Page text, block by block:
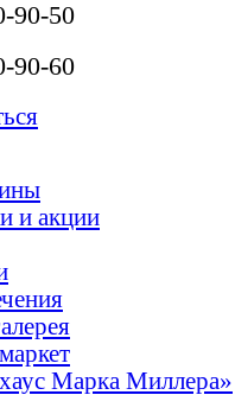
90-50
90-60
и акции
Марка Миллера»